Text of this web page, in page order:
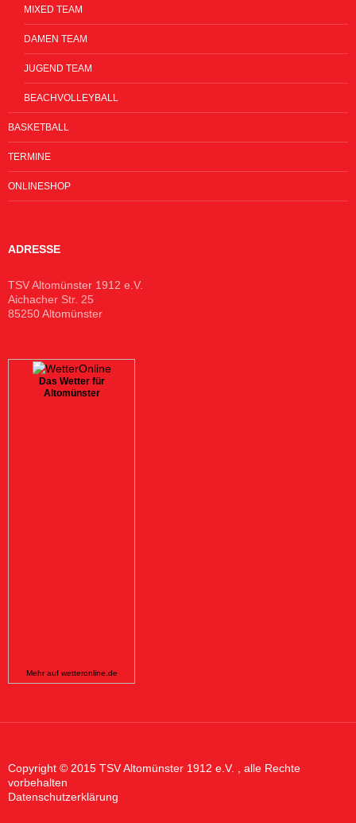
MIXED TEAM
DAMEN TEAM
JUGEND TEAM
BEACHVOLLEYBALL
BASKETBALL
TERMINE
ONLINESHOP
ADRESSE
TSV Altomünster 1912 e.V.
Aichacher Str. 25
85250 Altomünster
Das Wetter für
Altomünster
Mehr auf wetteronline.de
Copyright © 2015 TSV Altomünster 1912 e.V. , alle Rechte
vorbehalten
Datenschutzerklärung